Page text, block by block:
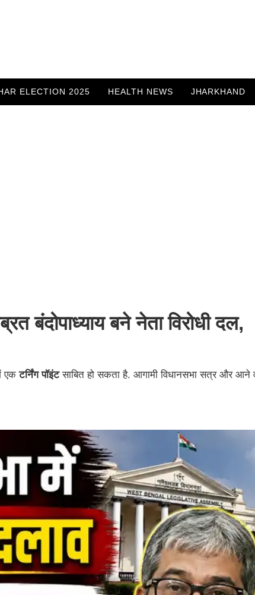
ELECTION 2025 HEALTH NEWS JHARKHAND
बंदोपाध्याय बने नेता विरोधी दल,
एकटर्निंग पॉइंटसाबित हो सकता है. आगामी विधानसभा सत्र और आने